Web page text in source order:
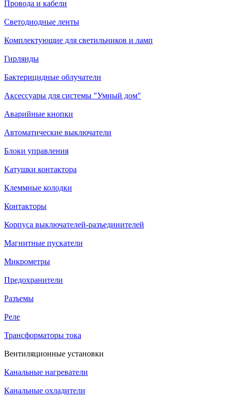
Провода и кабели
Светодиодные ленты
Комплектующие для светильников и ламп
Гирлянды
Бактерицидные облучатели
Аксессуары для системы "Умный дом"
Аварийные кнопки
Автоматические выключатели
Блоки управления
Катушки контактора
Клеммные колодки
Контакторы
Корпуса выключателей-разъединителей
Магнитные пускатели
Микрометры
Предохранители
Разъемы
Реле
Трансформаторы тока
Вентиляционные установки
Канальные нагреватели
Канальные охладители